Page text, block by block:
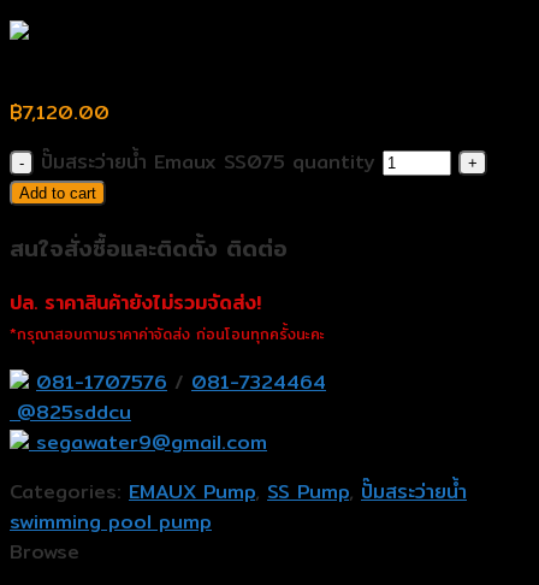
฿7,120.00
ปั๊มสระว่ายน้ำ Emaux SS075 quantity
Add to cart
สนใจสั่งซื้อและติดตั้ง ติดต่อ
ปล. ราคาสินค้ายังไม่รวมจัดส่ง!
*กรุณาสอบถามราคาค่าจัดส่ง ก่อนโอนทุกครั้งนะคะ
081-1707576 / 081-7324464
@825sddcu
segawater9@gmail.com
Categories: EMAUX Pump, SS Pump, ปั๊มสระว่ายน้ำ
swimming pool pump
Browse